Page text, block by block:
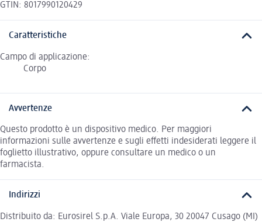
GTIN: 8017990120429
Caratteristiche
Campo di applicazione:
Corpo
Avvertenze
Questo prodotto è un dispositivo medico. Per maggiori
informazioni sulle avvertenze e sugli effetti indesiderati leggere il
foglietto illustrativo, oppure consultare un medico o un
farmacista.
Indirizzi
Distribuito da: Eurosirel S.p.A. Viale Europa, 30 20047 Cusago (MI)